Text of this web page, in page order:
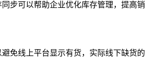
步可以帮助企业优化库存管理，提高销
免线上平台显示有货，实际线下缺货的